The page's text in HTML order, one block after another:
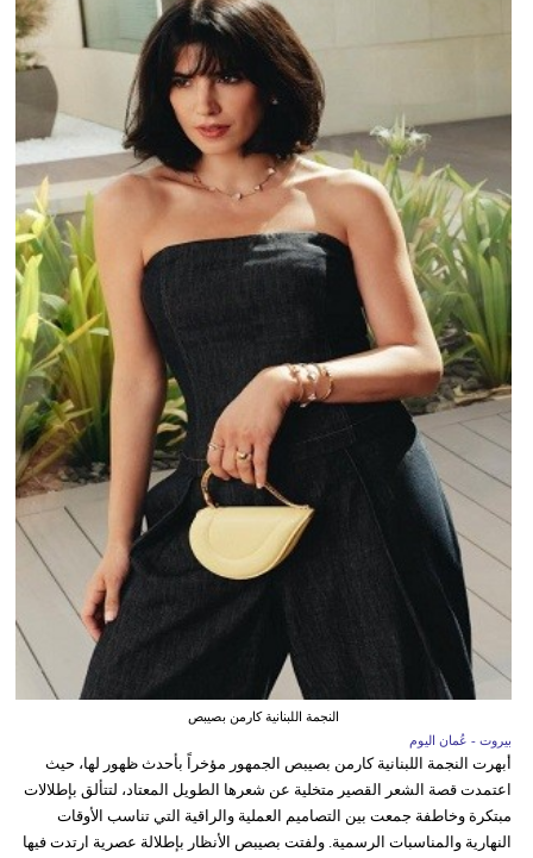
النجمة اللبنانية كارمن بصيبص
بيروت - عُمان اليوم
أبهرت النجمة اللبنانية كارمن بصيبص الجمهور مؤخراً بأحدث ظهور لها، حيث
اعتمدت قصة الشعر القصير متخلية عن شعرها الطويل المعتاد، لتتألق بإطلالات
مبتكرة وخاطفة جمعت بين التصاميم العملية والراقية التي تناسب الأوقات
النهارية والمناسبات الرسمية. ولفتت بصيبص الأنظار بإطلالة عصرية ارتدت فيها